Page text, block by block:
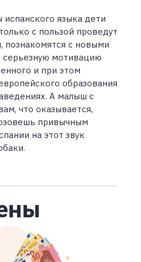
языка дети
с пользой проведут
познакомятся с новыми
серьезную мотивацию
и при этом
образования
А малыш с
что оказывается,
привычным
на этот звук